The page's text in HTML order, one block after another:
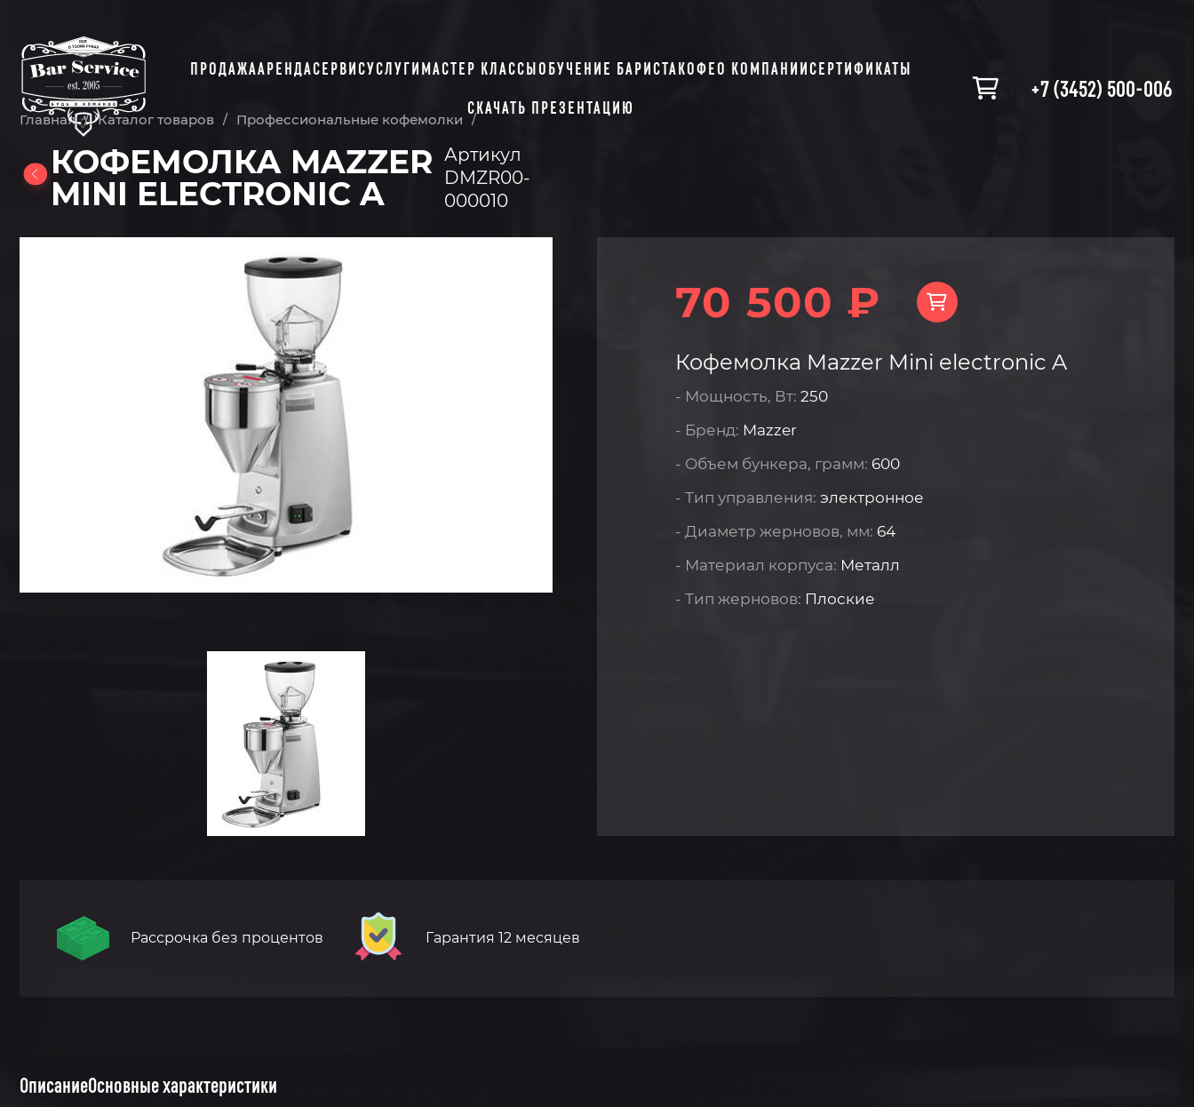
ПРОДАЖААРЕНДАСЕРВИСУСЛУГИМАСТЕР КЛАССЫОБУЧЕНИЕ БАРИСТАКОФЕО КОМПАНИИСЕРТИФИКАТЫ
СКАЧАТЬ ПРЕЗЕНТАЦИЮ
+7 (3452) 500-006
Главная / Каталог товаров / Профессиональные кофемолки /
КОФЕМОЛКА MAZZER
MINI ELECTRONIC A
Артикул
DMZR00-
000010
70 500 ₽
Кофемолка Mazzer Mini electronic A
- Мощность, Вт: 250
- Бренд: Mazzer
- Объем бункера, грамм: 600
- Тип управления: электронное
- Диаметр жерновов, мм: 64
- Материал корпуса: Металл
- Тип жерновов: Плоские
Рассрочка без процентов Гарантия 12 месяцев
ОписаниеОсновные характеристики